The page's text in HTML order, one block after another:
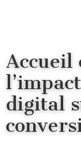
Accueil
digital